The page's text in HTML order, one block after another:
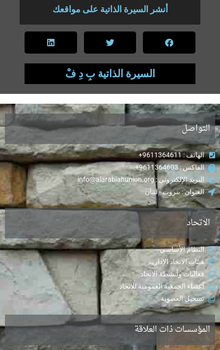
أنشر السيرة الذاتية على مواقعك
السيرة الذاتية بِ دِ فْ
التواصل
الهاتف : 9611364611+
الفاكس : 9611364603+
البريد الإلكتروني : info@alarabiahunion.org
العنوان : بيروت - لبنان
الاتحاد
النظام الأساسي
هيئات الاتحاد الإدارية
فعاليات وأنشطة الاتحاد
أعضاء الجمعية العمومية للاتحاد
تسجيل العضوية
المؤسسات ذات العلاقة